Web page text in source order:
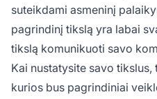
suteikdami asmeninį
pagrindinį tikslą yra labai
tikslą komunikuoti savo
Kai nustatysite savo
kurios bus pagrindiniai